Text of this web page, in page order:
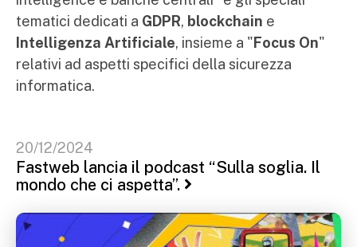
tematici dedicati a GDPR, blockchain e
Intelligenza Artificiale, insieme a "Focus On"
relativi ad aspetti specifici della sicurezza
informatica.
20/12/2024
Fastweb lancia il podcast “Sulla soglia. Il
mondo che ci aspetta”.